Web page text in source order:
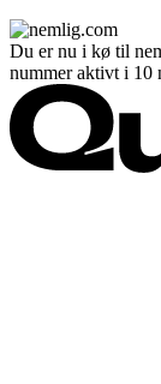
Du er nu i kø til
nummer aktivt i 10